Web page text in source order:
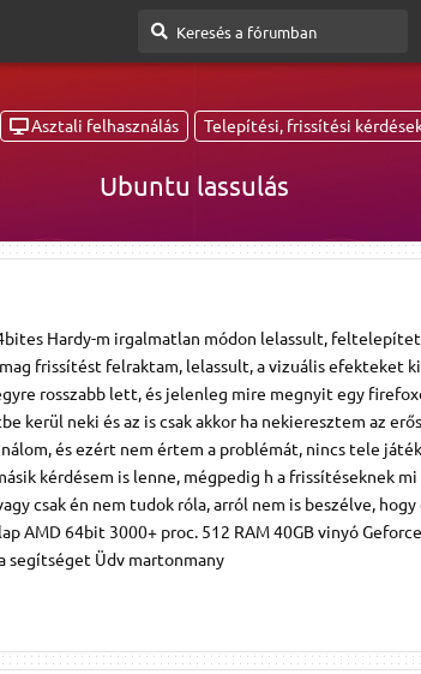
Asztali felhasználás Telepítési, frissítési
Ubuntu lassulás
Hardy-m irgalmatlan módon lelassult,
frissítést felraktam, lelassult, a vizuális efekteket
rosszabb lett, és jelenleg mire megnyit egy
kerül neki és az is csak akkor ha nekieresztem az
és ezért nem értem a problémát, nincs tele
kérdésem is lenne, mégpedig h a frissítéseknek mi
csak én nem tudok róla, arról nem is beszélve,
AMD 64bit 3000+ proc. 512 RAM 40GB vinyó
segítséget Üdv martonmany